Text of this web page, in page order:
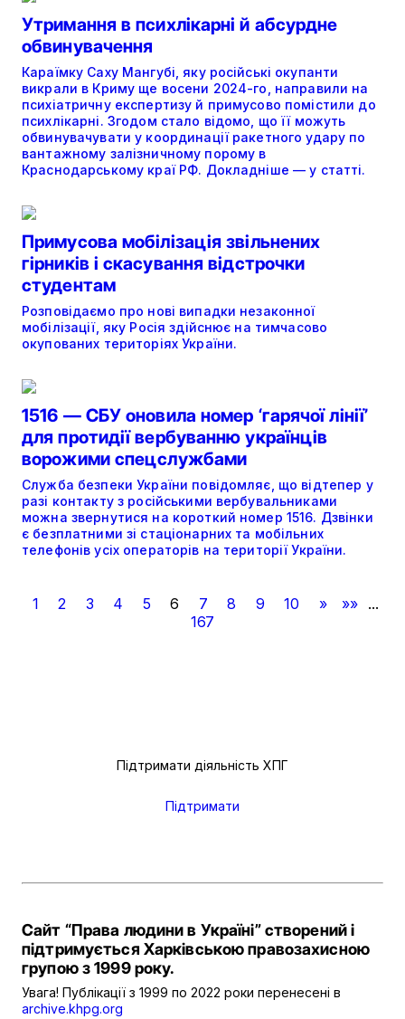
Утримання в психлікарні й абсурдне
обвинувачення
Караїмку Саху Мангубі, яку російські окупанти
викрали в Криму ще восени 2024-го, направили на
психіатричну експертизу й примусово помістили до
психлікарні. Згодом стало відомо, що її можуть
обвинувачувати у координації ракетного удару по
вантажному залізничному порому в
Краснодарському краї РФ. Докладніше — у статті.
Примусова мобілізація звільнених
гірників і скасування відстрочки
студентам
Розповідаємо про нові випадки незаконної
мобілізації, яку Росія здійснює на тимчасово
окупованих територіях України.
1516 — СБУ оновила номер ‘гарячої лінії’
для протидії вербуванню українців
ворожими спецслужбами
Служба безпеки України повідомляє, що відтепер у
разі контакту з російськими вербувальниками
можна звернутися на короткий номер 1516. Дзвінки
є безплатними зі стаціонарних та мобільних
телефонів усіх операторів на території України.
1 2 3 4 5 6 7 8 9 10 » »» ...
167
Підтримати діяльність ХПГ
Підтримати
Сайт “Права людини в Україні” створений і
підтримується Харківською правозахисною
групою з 1999 року.
Увага! Публікації з 1999 по 2022 роки перенесені в
archive.khpg.org